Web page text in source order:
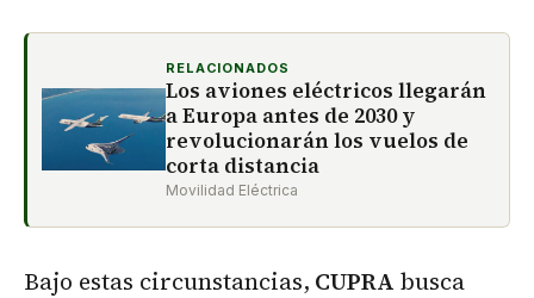
RELACIONADOS
Los aviones eléctricos llegarán
a Europa antes de 2030 y
revolucionarán los vuelos de
corta distancia
Movilidad Eléctrica
Bajo estas circunstancias, CUPRA busca